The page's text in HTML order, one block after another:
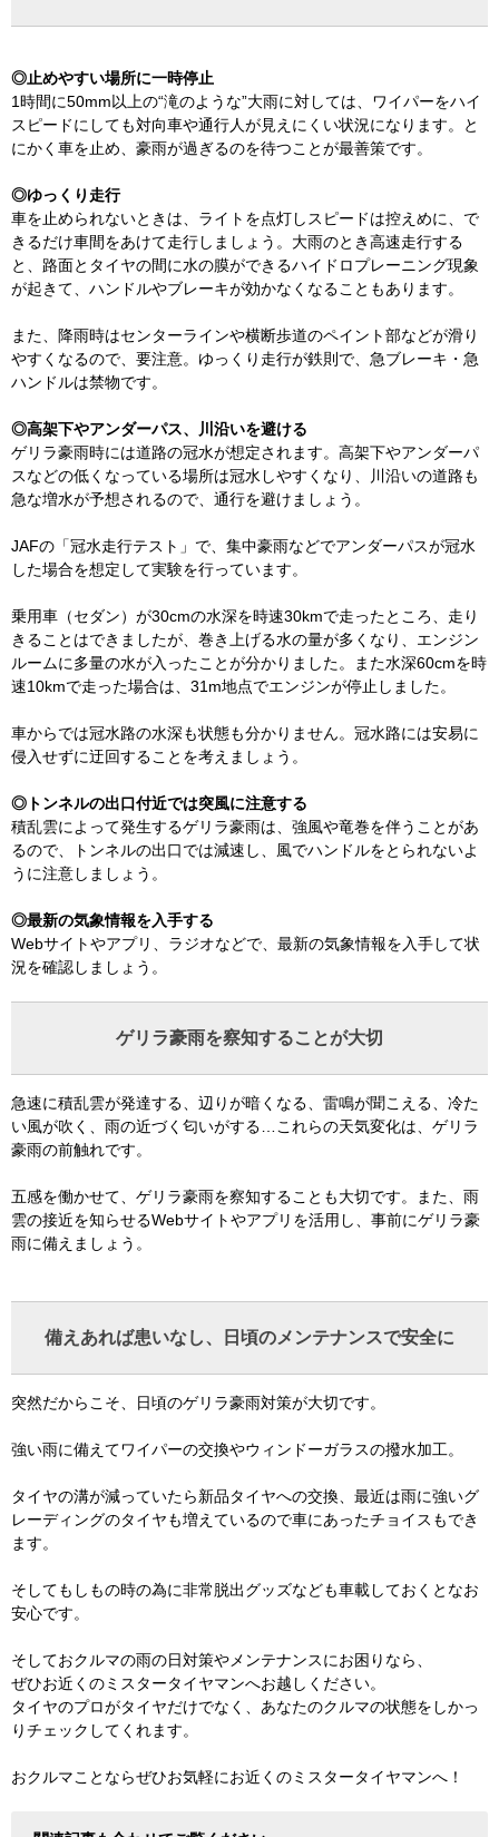
◎止めやすい場所に一時停止
1時間に50mm以上の“滝のような”大雨に対しては、ワイパーをハイ
スピードにしても対向車や通行人が見えにくい状況になります。と
にかく車を止め、豪雨が過ぎるのを待つことが最善策です。
◎ゆっくり走行
車を止められないときは、ライトを点灯しスピードは控えめに、で
きるだけ車間をあけて走行しましょう。大雨のとき高速走行する
と、路面とタイヤの間に水の膜ができるハイドロプレーニング現象
が起きて、ハンドルやブレーキが効かなくなることもあります。
また、降雨時はセンターラインや横断歩道のペイント部などが滑り
やすくなるので、要注意。ゆっくり走行が鉄則で、急ブレーキ・急
ハンドルは禁物です。
◎高架下やアンダーパス、川沿いを避ける
ゲリラ豪雨時には道路の冠水が想定されます。高架下やアンダーパ
スなどの低くなっている場所は冠水しやすくなり、川沿いの道路も
急な増水が予想されるので、通行を避けましょう。
JAFの「冠水走行テスト」で、集中豪雨などでアンダーパスが冠水
した場合を想定して実験を行っています。
乗用車（セダン）が30cmの水深を時速30kmで走ったところ、走り
きることはできましたが、巻き上げる水の量が多くなり、エンジン
ルームに多量の水が入ったことが分かりました。また水深60cmを時
速10kmで走った場合は、31m地点でエンジンが停止しました。
車からでは冠水路の水深も状態も分かりません。冠水路には安易に
侵入せずに迂回することを考えましょう。
◎トンネルの出口付近では突風に注意する
積乱雲によって発生するゲリラ豪雨は、強風や竜巻を伴うことがあ
るので、トンネルの出口では減速し、風でハンドルをとられないよ
うに注意しましょう。
◎最新の気象情報を入手する
Webサイトやアプリ、ラジオなどで、最新の気象情報を入手して状
況を確認しましょう。
ゲリラ豪雨を察知することが大切
急速に積乱雲が発達する、辺りが暗くなる、雷鳴が聞こえる、冷た
い風が吹く、雨の近づく匂いがする…これらの天気変化は、ゲリラ
豪雨の前触れです。
五感を働かせて、ゲリラ豪雨を察知することも大切です。また、雨
雲の接近を知らせるWebサイトやアプリを活用し、事前にゲリラ豪
雨に備えましょう。
備えあれば患いなし、日頃のメンテナンスで安全に
突然だからこそ、日頃のゲリラ豪雨対策が大切です。
強い雨に備えてワイパーの交換やウィンドーガラスの撥水加工。
タイヤの溝が減っていたら新品タイヤへの交換、最近は雨に強いグ
レーディングのタイヤも増えているので車にあったチョイスもでき
ます。
そしてもしもの時の為に非常脱出グッズなども車載しておくとなお
安心です。
そしておクルマの雨の日対策やメンテナンスにお困りなら、
ぜひお近くのミスタータイヤマンへお越しください。
タイヤのプロがタイヤだけでなく、あなたのクルマの状態をしかっ
りチェックしてくれます。
おクルマことならぜひお気軽にお近くのミスタータイヤマンへ！